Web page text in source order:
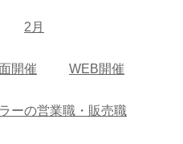
2月
開催 WEB開催
ーの営業職・販売職